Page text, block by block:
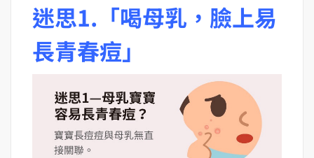
迷思1.「喝母乳，臉上易
長青春痘」